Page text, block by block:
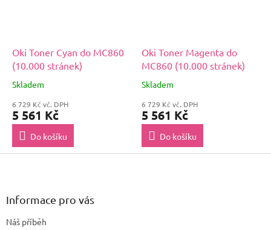
Oki Toner Cyan do MC860
(10.000 stránek)
Skladem
6 729 Kč vč. DPH
5 561 Kč
Do košíku
Oki Toner Magenta do
MC860 (10.000 stránek)
Skladem
6 729 Kč vč. DPH
5 561 Kč
Do košíku
Z
Informace pro vás
Náš příběh